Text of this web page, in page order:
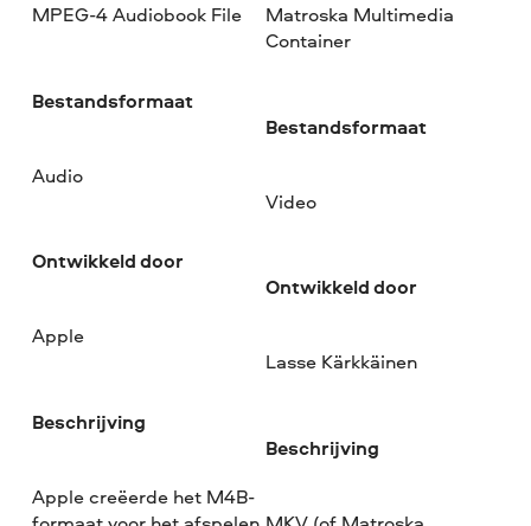
MPEG-4 Audiobook File
Bestandsformaat
Audio
Ontwikkeld door
Apple
Beschrijving
Apple creëerde het M4B-
Matroska Multimedia
Container
Bestandsformaat
Video
Ontwikkeld door
Lasse Kärkkäinen
Beschrijving